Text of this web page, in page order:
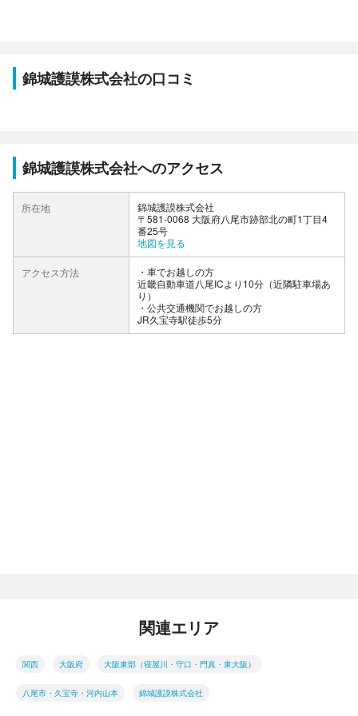
錦城護謨株式会社の口コミ
錦城護謨株式会社へのアクセス
所在地
錦城護謨株式会社
〒581-0068 大阪府八尾市跡部北の町1丁目4
番25号
地図を見る
アクセス方法
車でお越しの方
近畿自動車道八尾ICより10分（近隣駐車場あ
り）
公共交通機関でお越しの方
JR久宝寺駅徒歩5分
関連エリア
関西 大阪府 大阪東部（寝屋川・守口・門真・東大阪）
八尾市・久宝寺・河内山本 錦城護謨株式会社